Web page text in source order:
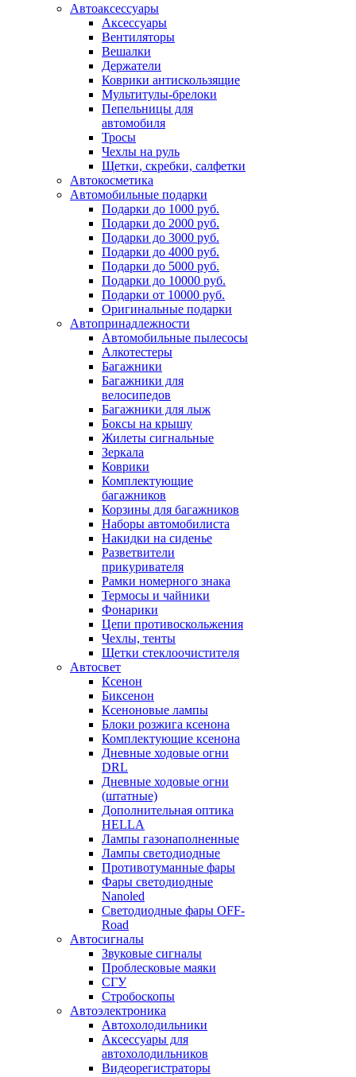
Автоаксессуары
Аксессуары
Вентиляторы
Вешалки
Держатели
Коврики антискользящие
Мультитулы-брелоки
Пепельницы для
автомобиля
Тросы
Чехлы на руль
Щетки, скребки, салфетки
Автокосметика
Автомобильные подарки
Подарки до 1000 руб.
Подарки до 2000 руб.
Подарки до 3000 руб.
Подарки до 4000 руб.
Подарки до 5000 руб.
Подарки до 10000 руб.
Подарки от 10000 руб.
Оригинальные подарки
Автопринадлежности
Автомобильные пылесосы
Алкотестеры
Багажники
Багажники для
велосипедов
Багажники для лыж
Боксы на крышу
Жилеты сигнальные
Зеркала
Коврики
Комплектующие
багажников
Корзины для багажников
Наборы автомобилиста
Накидки на сиденье
Разветвители
прикуривателя
Рамки номерного знака
Термосы и чайники
Фонарики
Цепи противоскольжения
Чехлы, тенты
Щетки стеклоочистителя
Автосвет
Ксенон
Биксенон
Ксеноновые лампы
Блоки розжига ксенона
Комплектующие ксенона
Дневные ходовые огни
DRL
Дневные ходовые огни
(штатные)
Дополнительная оптика
HELLA
Лампы газонаполненные
Лампы светодиодные
Противотуманные фары
Фары светодиодные
Nanoled
Светодиодные фары OFF-
Road
Автосигналы
Звуковые сигналы
Проблесковые маяки
СГУ
Стробоскопы
Автоэлектроника
Автохолодильники
Аксессуары для
автохолодильников
Видеорегистраторы